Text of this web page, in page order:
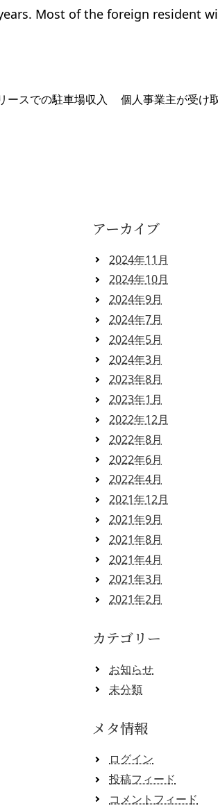
Most of the foreign resident
ースでの駐車場収入
個人事業主が受け
アーカイブ
2024年11月
2024年10月
2024年9月
2024年7月
2024年5月
2024年3月
2023年8月
2023年1月
2022年12月
2022年8月
2022年6月
2022年4月
2021年12月
2021年9月
2021年8月
2021年4月
2021年3月
2021年2月
カテゴリー
お知らせ
未分類
メタ情報
ログイン
投稿フィード
コメントフィード